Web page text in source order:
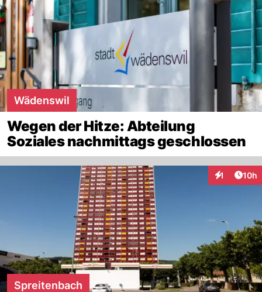
Wädenswil
Wegen der Hitze: Abteilung
Soziales nachmittags geschlossen
1 10h
Spreitenbach